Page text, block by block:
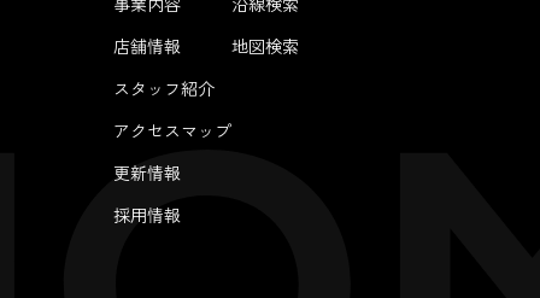
店舗情報
スタッフ紹介
アクセスマップ
更新情報
採用情報
地図検索